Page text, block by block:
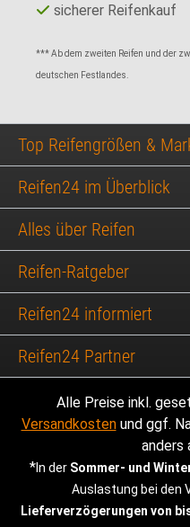
sicherer Reifenkauf
*** Ab dem zweiten Reifen und der
deutschen Festlandes.
Top Reifengrößen &
Reifen24 im Überblick
Alles über Reifen
Reifen-Ratgeber
Reifen24 informiert
Reifen24 Partner
Alle Preise inkl.
Versandkostenund ggf.
anders
*In der Sommer- und
Auslastung bei den
Lieferverzögerungen von